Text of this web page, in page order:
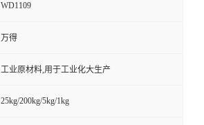
WD1109
万得
工业原材料,用于工业化大生产
25kg/200kg/5kg/1kg